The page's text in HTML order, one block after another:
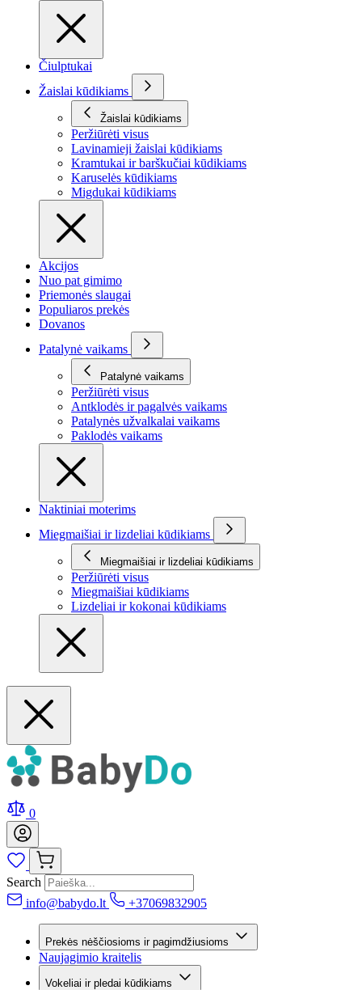
Čiulptukai
Žaislai kūdikiams
Žaislai kūdikiams
Peržiūrėti visus
Lavinamieji žaislai kūdikiams
Kramtukai ir barškučiai kūdikiams
Karuselės kūdikiams
Migdukai kūdikiams
Akcijos
Nuo pat gimimo
Priemonės slaugai
Populiaros prekės
Dovanos
Patalynė vaikams
Patalynė vaikams
Peržiūrėti visus
Antklodės ir pagalvės vaikams
Patalynės užvalkalai vaikams
Paklodės vaikams
Naktiniai moterims
Miegmaišiai ir lizdeliai kūdikiams
Miegmaišiai ir lizdeliai kūdikiams
Peržiūrėti visus
Miegmaišiai kūdikiams
Lizdeliai ir kokonai kūdikiams
0
Search
info@babydo.lt
+37069832905
Prekės nėščiosioms ir pagimdžiusioms
Naujagimio kraitelis
Vokeliai ir pledai kūdikiams